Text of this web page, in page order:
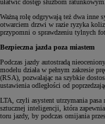
ułatwić dostęp służbom ratunkowym.
Ważną rolę odgrywają też dwa inne
otwarciem drzwi w razie ryzyka
przypomni o sprawdzeniu tylnych
Bezpieczna jazda poza miastem
Podczas jazdy autostradą
modelu działa w pełnym zakresie
(RSA), pozwalając na szybkie
ustawienia odległości od
LTA, czyli asystent utrzymania pasa
sztucznej inteligencji, która
toru jazdy, by podczas omijania